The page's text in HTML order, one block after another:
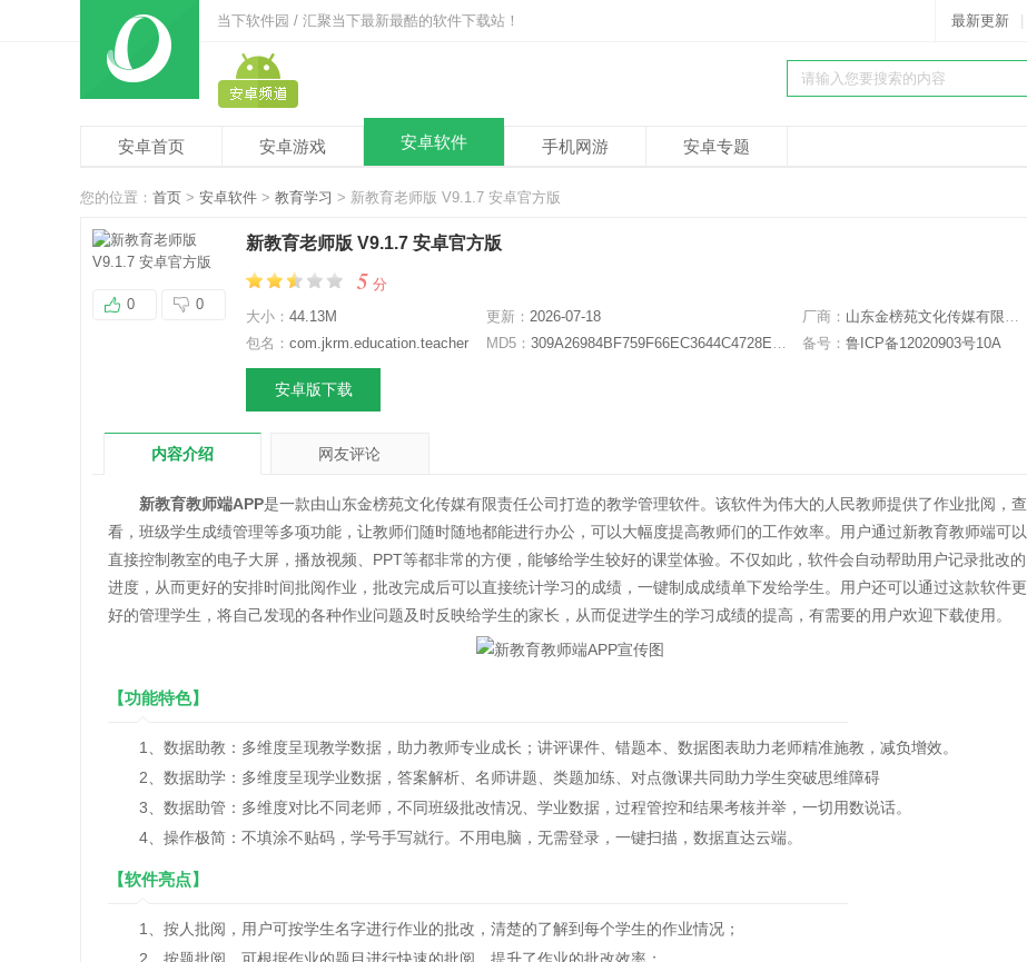
当下软件园 / 汇聚当下最新最酷的软件下载站！ 最新更新
安卓首页 安卓游戏 安卓软件 手机网游 安卓专题
您的位置： 首页 > 安卓软件 > 教育学习 > 新教育老师版 V9.1.7 安卓官方版
0 0
新教育老师版 V9.1.7 安卓官方版
5 分
大小： 44.13M 更新： 2026-07-18 厂商： 山东金榜苑文化传媒有限责任公司
包名： com.jkrm.education.teacher MD5： 309A26984BF759F66EC3644C4728EFAA 备号： 鲁ICP备12020903号10A
安卓版下载
内容介绍 网友评论
新教育教师端APP是一款由山东金榜苑文化传媒有限责任公司打造的教学管理软件。该软件为伟大的人民教师提供了作业批阅，查
看，班级学生成绩管理等多项功能，让教师们随时随地都能进行办公，可以大幅度提高教师们的工作效率。用户通过新教育教师端可以
直接控制教室的电子大屏，播放视频、PPT等都非常的方便，能够给学生较好的课堂体验。不仅如此，软件会自动帮助用户记录批改的
进度，从而更好的安排时间批阅作业，批改完成后可以直接统计学习的成绩，一键制成成绩单下发给学生。用户还可以通过这款软件更
好的管理学生，将自己发现的各种作业问题及时反映给学生的家长，从而促进学生的学习成绩的提高，有需要的用户欢迎下载使用。
【功能特色】
1、数据助教：多维度呈现教学数据，助力教师专业成长；讲评课件、错题本、数据图表助力老师精准施教，减负增效。
2、数据助学：多维度呈现学业数据，答案解析、名师讲题、类题加练、对点微课共同助力学生突破思维障碍
3、数据助管：多维度对比不同老师，不同班级批改情况、学业数据，过程管控和结果考核并举，一切用数说话。
4、操作极简：不填涂不贴码，学号手写就行。不用电脑，无需登录，一键扫描，数据直达云端。
【软件亮点】
1、按人批阅，用户可按学生名字进行作业的批改，清楚的了解到每个学生的作业情况；